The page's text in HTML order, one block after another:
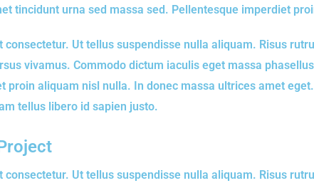
tincidunt urna sed massa sed. Pellentesque imperdiet
consectetur. Ut tellus suspendisse nulla aliquam. Risus
vivamus. Commodo dictum iaculis eget massa
proin aliquam nisl nulla. In donec massa ultrices amet
tellus libero id sapien justo.
consectetur. Ut tellus suspendisse nulla aliquam. Risus